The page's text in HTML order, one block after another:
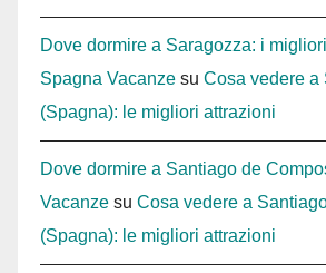
Dove dormire a Saragozza: i
Spagna Vacanze su Cosa vedere a
(Spagna): le migliori attrazioni
Dove dormire a Santiago de
Vacanze su Cosa vedere a
(Spagna): le migliori attrazioni